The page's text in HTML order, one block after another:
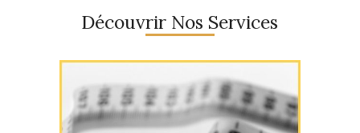
Découvrir Nos Services